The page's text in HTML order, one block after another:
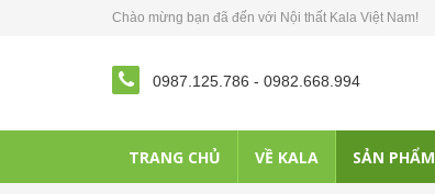
Chào mừng bạn đã đến với Nội thất Kala Việt Nam!
0987.125.786 - 0982.668.994
TRANG CHỦ VỀ KALA SẢN PHẨM